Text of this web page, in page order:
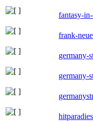
fantasy-
frank-
germany-
germany-